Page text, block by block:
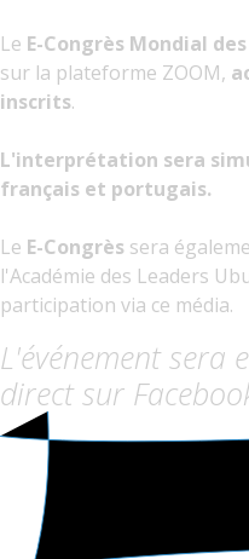
Le E-Congrès Mondial
sur la plateforme ZOOM,
inscrits.
L'interprétation sera
français et portugais.
Le E-Congrès sera
l'Académie des Leaders
participation via ce média.
L'événement sera
direct sur